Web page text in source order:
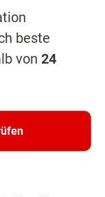
beste
von 24